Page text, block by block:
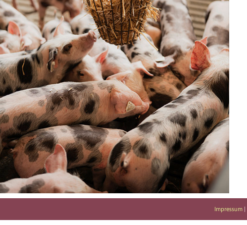
Auf dem Hof verkauft Hanna Eier und regionale Produkte
Impressum |